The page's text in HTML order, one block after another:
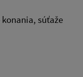
súťaže